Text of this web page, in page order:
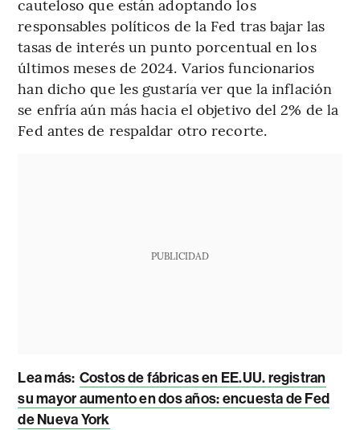
cauteloso que están adoptando los
responsables políticos de la Fed tras bajar las
tasas de interés un punto porcentual en los
últimos meses de 2024. Varios funcionarios
han dicho que les gustaría ver que la inflación
se enfría aún más hacia el objetivo del 2% de la
Fed antes de respaldar otro recorte.
PUBLICIDAD
Lea más: Costos de fábricas en EE.UU. registran
su mayor aumento en dos años: encuesta de Fed
de Nueva York